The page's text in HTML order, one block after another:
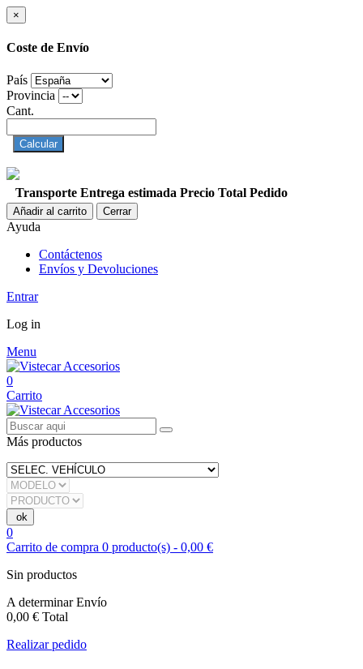
×
Coste de Envío
País
Provincia
Cant.
Calcular
Transporte Entrega estimada Precio Total Pedido
Añadir al carrito Cerrar
Ayuda
Contáctenos
Envíos y Devoluciones
Entrar
Log in
Menu
0
Carrito
Más productos
0
Carrito de compra 0 producto(s) - 0,00 €
Sin productos
A determinarEnvío
0,00 € Total
Realizar pedido